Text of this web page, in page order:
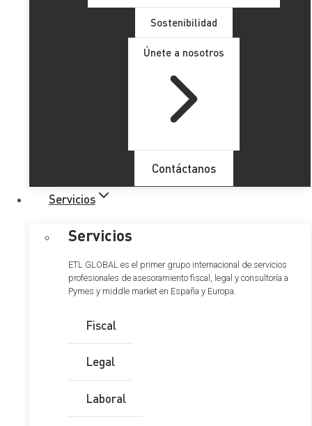
Sostenibilidad
Únete a nosotros
Contáctanos
Servicios
Servicios
ETL GLOBAL es el primer grupo internacional de servicios
profesionales de asesoramiento fiscal, legal y consultoría a
Pymes y middle market en España y Europa.
Fiscal
Legal
Laboral
Aspectos problemáticos de la
exención por reinversión en el